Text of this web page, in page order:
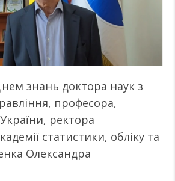
знань доктора наук з
професора,
ректора
статистики, обліку та
Олександра